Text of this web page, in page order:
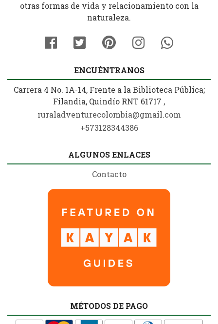
otras formas de vida y relacionamiento con la
naturaleza.
ENCUÉNTRANOS
Carrera 4 No. 1A-14, Frente a la Biblioteca Pública;
Filandia, Quindío RNT 61717 ,
ruraladventurecolombia@gmail.com
+573128344386
ALGUNOS ENLACES
Contacto
MÉTODOS DE PAGO